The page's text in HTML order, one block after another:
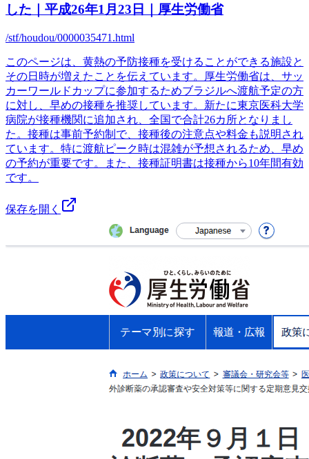
した｜平成26年1月23日｜厚生労働省
/stf/houdou/0000035471.html
このページは、黄熱の予防接種を受けることができる施設と
その日時が増えたことを伝えています。厚生労働省は、サッ
カーワールドカップに参加するためブラジルへ渡航予定の方
に対し、早めの接種を推奨しています。新たに東京医科大学
病院が接種機関に追加され、全国で合計26カ所となりまし
た。接種は事前予約制で、接種後の注意点や料金も説明され
ています。特に渡航ピーク時は混雑が予想されるため、早め
の予約が重要です。また、接種証明書は接種から10年間有効
です。
保存を開く